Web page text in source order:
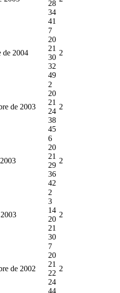
28
34
41
de 2004
7
20
21
30
32
49
2
de 2003
2
20
21
24
38
45
2
6
20
21
29
36
42
2
2
3
14
20
21
30
2
de 2002
7
20
21
22
24
44
2